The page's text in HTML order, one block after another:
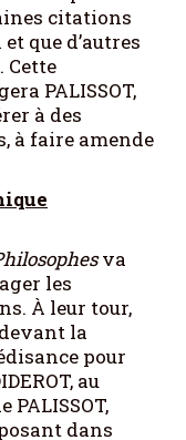
citations
que d’autres
Cette
PALISSOT,
à des
à faire amende
va
les
À leur tour,
la
pour
au
dans